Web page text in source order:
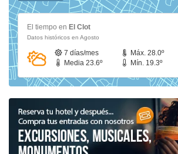
El tiempo en El Clot
Datos históricos en Agosto
7 días/mes
Máx. 28.0º
Media 23.6º
Mín. 19.3º